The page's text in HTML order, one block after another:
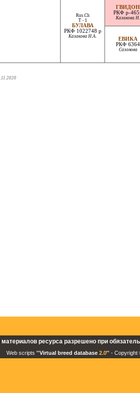
Rus.Ch
T - 1
БУЛАВА
РКФ 1022748 р
Казакова Н.А.
ГВИДОН
РКФ р-
Казакова Н.
ЕВИКА
РКФ 6364
Сазонова
материалов ресурса разрешено при
Web scripts ''Virtual breed database 2.0'' - Copyright